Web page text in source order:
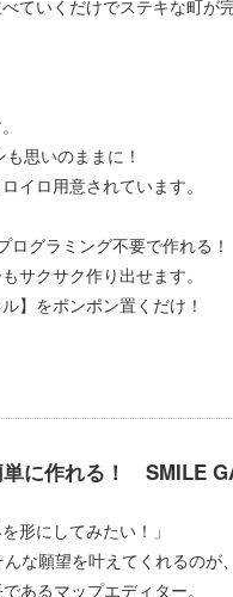
ていくだけでステキな町が
思いのままに！
イロ用意されています。
グラミング不要で作れる！
サクサク作り出せます。
】をポンポン置くだけ！
に作れる！ SMILE
形にしてみたい！」
な願望を叶えてくれるのが
あるマップエディター。